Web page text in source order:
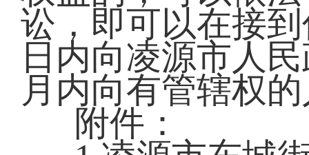
讼，即可以在接
日内向凌源市人
月内向有管辖权
附件：